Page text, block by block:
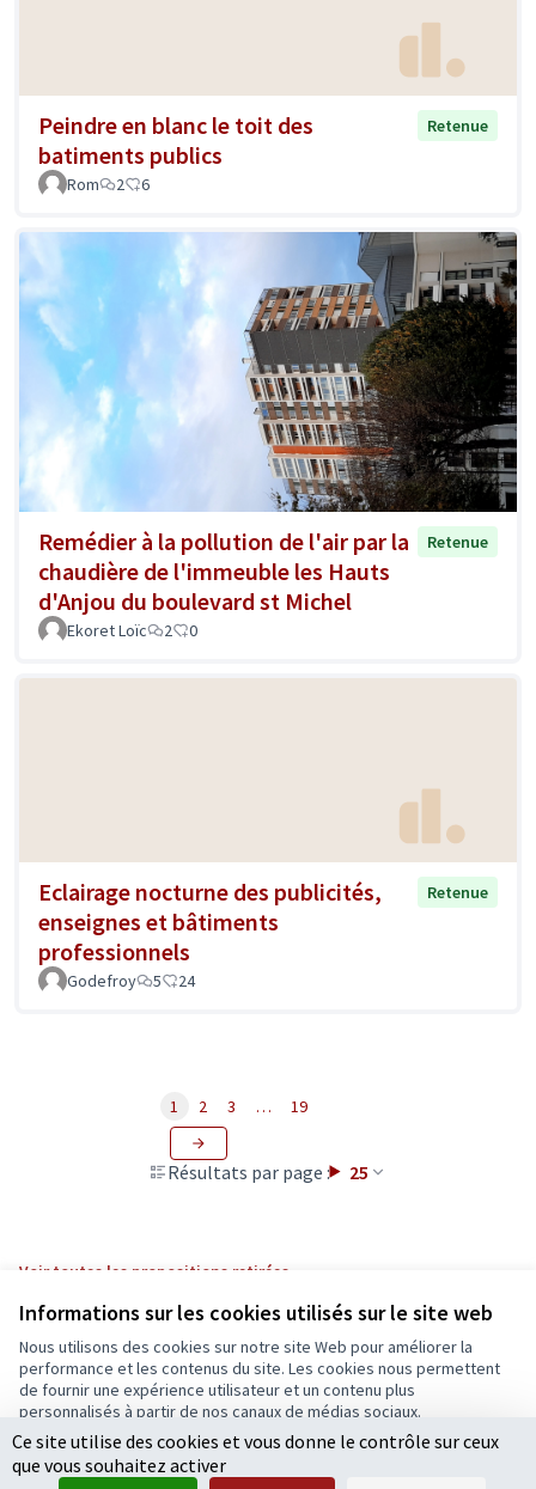
Informations sur les cookies utilisés sur le site web
Nous utilisons des cookies sur notre site Web pour améliorer la
performance et les contenus du site. Les cookies nous permettent
de fournir une expérience utilisateur et un contenu plus
personnalisés à partir de nos canaux de médias sociaux.
Tout accepter
Accepter seulement les cookies essentiels
Peindre en blanc le toit des
batiments publics
Retenue
Rom 2 6
Remédier à la pollution de l'air par la
chaudière de l'immeuble les Hauts
d'Anjou du boulevard st Michel
Retenue
Ekoret Loïc 2 0
Eclairage nocturne des publicités,
enseignes et bâtiments
professionnels
Retenue
Godefroy 5 24
Résultats par page : 25
1 2 3 … 19
Voir toutes les propositions retirées
Conditions d'utilisation
Paramètres des cookies
Ecrivons Angers sur X
(Lien externe)
Ecrivons Angers sur Facebook
(Lien externe)
Ce site utilise des cookies et vous donne le contrôle sur ceux
que vous souhaitez activer